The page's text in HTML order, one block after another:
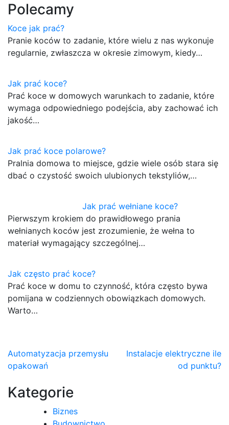
Polecamy
Koce jak prać?
Pranie koców to zadanie, które wielu z nas wykonuje
regularnie, zwłaszcza w okresie zimowym, kiedy…
Jak prać koce?
Prać koce w domowych warunkach to zadanie, które
wymaga odpowiedniego podejścia, aby zachować ich
jakość…
Jak prać koce polarowe?
Pralnia domowa to miejsce, gdzie wiele osób stara się
dbać o czystość swoich ulubionych tekstyliów,…
Jak prać wełniane koce?
Pierwszym krokiem do prawidłowego prania
wełnianych koców jest zrozumienie, że wełna to
materiał wymagający szczególnej…
Jak często prać koce?
Prać koce w domu to czynność, która często bywa
pomijana w codziennych obowiązkach domowych.
Warto…
Nawigacja
wpisu
Automatyzacja przemysłu
opakowań
Instalacje elektryczne ile
od punktu?
Kategorie
Biznes